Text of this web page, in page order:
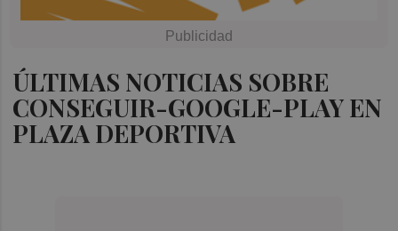
ÚLTIMAS NOTICIAS SOBRE
CONSEGUIR-GOOGLE-PLAY EN
PLAZA DEPORTIVA